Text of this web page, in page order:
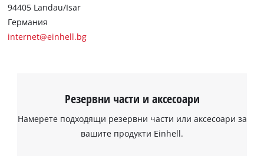
94405 Landau/Isar
Германия
internet@einhell.bg
Резервни части и аксесоари
Намерете подходящи резервни части или аксесоари за
вашите продукти Einhell.